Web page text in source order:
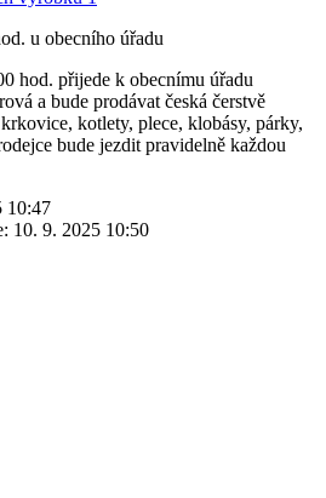
u obecního úřadu
hod. přijede k obecnímu úřadu
a bude prodávat česká čerstvě
kotlety, plece, klobásy, párky,
bude jezdit pravidelně každou
10:47
10. 9. 2025 10:50